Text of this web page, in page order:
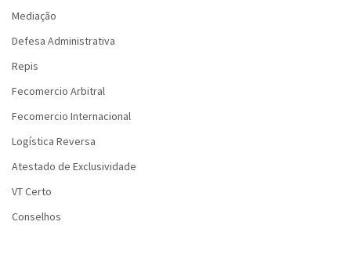
Mediação
Defesa Administrativa
Repis
Fecomercio Arbitral
Fecomercio Internacional
Logística Reversa
Atestado de Exclusividade
VT Certo
Conselhos